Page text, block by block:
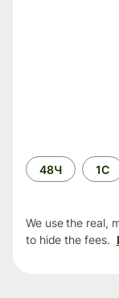
Time
period
48Ч 1С
We use the real,
to hide the fees.